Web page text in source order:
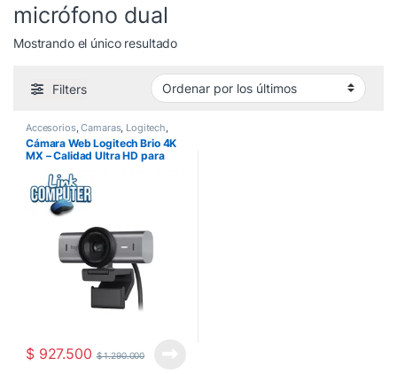
micrófono dual
Mostrando el único resultado
Filters
Accesorios ,Camaras Logitech
Partes Perifericos ,Zona Gamer
Cámara Web Logitech Brio 4K
MX – Calidad Ultra HD para
$927.500 $1.290.000